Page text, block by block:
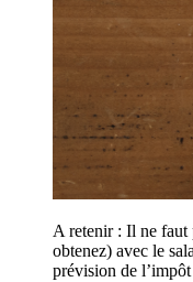
A retenir : Il ne faut
obtenez) avec le
prévision de